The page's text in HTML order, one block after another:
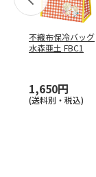
不織布保冷バッグ
水森亜土 FBC1
1,650円
(送料別・税込)